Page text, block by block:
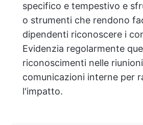
specifico e tempestivo e
o strumenti che rendono
dipendenti riconoscere i
Evidenzia regolarmente
riconoscimenti nelle
comunicazioni interne per
l'impatto.